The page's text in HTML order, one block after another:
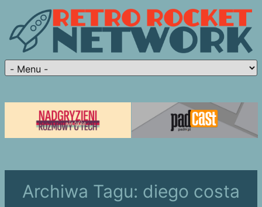
Archiwa Tagu: diego costa